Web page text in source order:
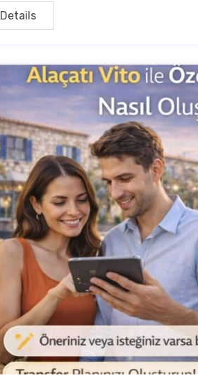
Details